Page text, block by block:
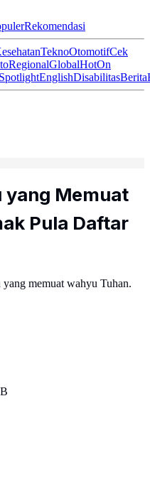
Rekomendasi
TeknoOtomotifCek
RegionalGlobalHotOn
SpotlightEnglishDisabilitasBerita
yang Memuat
Pula Daftar
memuat wahyu Tuhan.